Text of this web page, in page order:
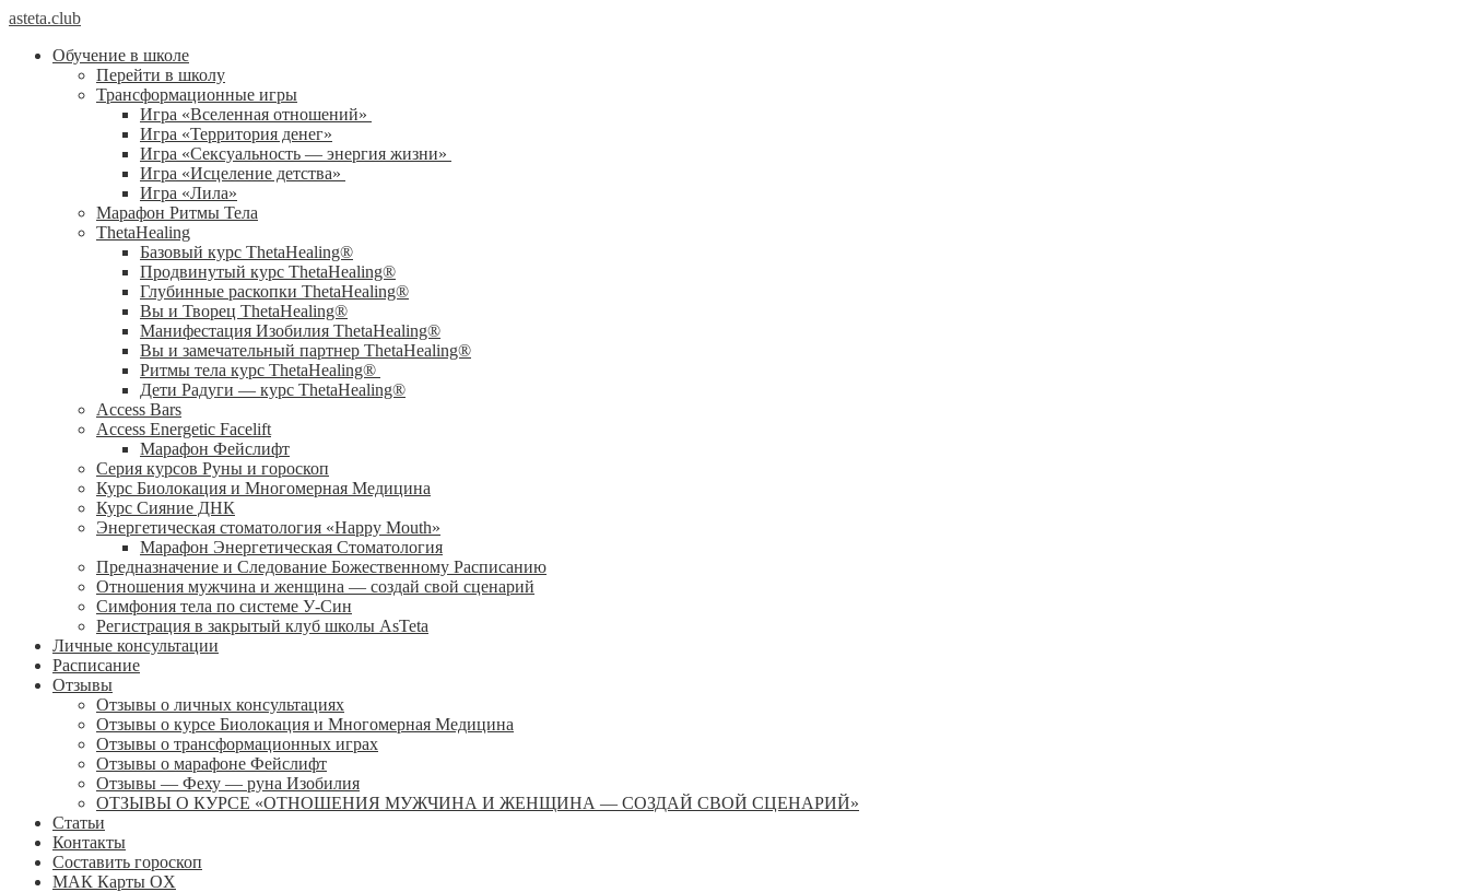
asteta.club
Обучение в школе
Перейти в школу
Трансформационные игры
Игра «Вселенная отношений»
Игра «Территория денег»
Игра «Сексуальность — энергия жизни»
Игра «Исцеление детства»
Игра «Лила»
Марафон Ритмы Тела
ThetaHealing
Базовый курс ThetaHealing®
Продвинутый курс ThetaHealing®
Глубинные раскопки ThetaHealing®
Вы и Творец ThetaHealing®
Манифестация Изобилия ThetaHealing®
Вы и замечательный партнер ThetaHealing®
Ритмы тела курс ThetaHealing®
Дети Радуги — курс ThetaHealing®
Access Bars
Access Energetic Facelift
Марафон Фейслифт
Серия курсов Руны и гороскоп
Курс Биолокация и Многомерная Медицина
Курс Сияние ДНК
Энергетическая стоматология «Happy Mouth»
Марафон Энергетическая Cтоматология
Предназначение и Следование Божественному Расписанию
Отношения мужчина и женщина — создай свой сценарий
Симфония тела по системе У-Син
Регистрация в закрытый клуб школы AsTeta
Личные консультации
Расписание
Отзывы
Отзывы о личных консультациях
Отзывы о курсе Биолокация и Многомерная Медицина
Отзывы о трансформационных играх
Отзывы о марафоне Фейслифт
Отзывы — Феху — руна Изобилия
ОТЗЫВЫ О КУРСЕ «ОТНОШЕНИЯ МУЖЧИНА И ЖЕНЩИНА — СОЗДАЙ СВОЙ СЦЕНАРИЙ»
Статьи
Контакты
Составить гороскоп
МАК Карты OХ